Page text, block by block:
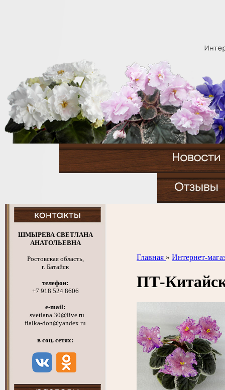
ШМЫРЕВА СВЕТЛАНА
АНАТОЛЬЕВНА
Ростовская область,
г. Батайск
телефон:
+7 918 524 8606
e-mail:
svetlana.30@live.ru
fialka-don@yandex.ru
в соц. сетях:
Главная » Интернет-
ПТ-